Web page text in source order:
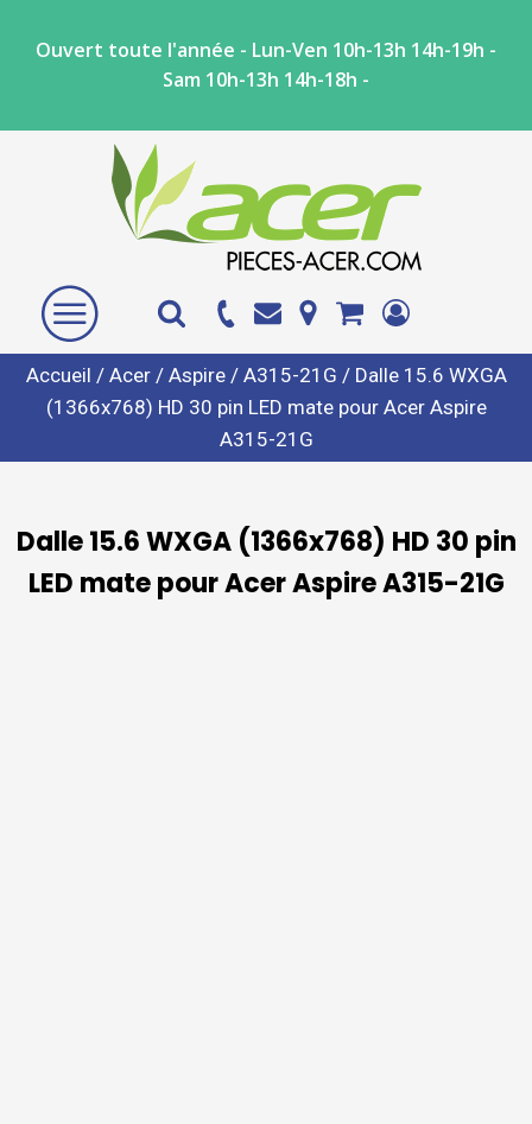
Ouvert toute l'année - Lun-Ven 10h-13h 14h-19h -
Sam 10h-13h 14h-18h -
Accueil / Acer/ Aspire/ A315-21G / Dalle 15.6 WXGA
(1366x768) HD 30 pin LED mate pour Acer Aspire
A315-21G
Dalle 15.6 WXGA (1366x768) HD 30 pin
LED mate pour Acer Aspire A315-21G